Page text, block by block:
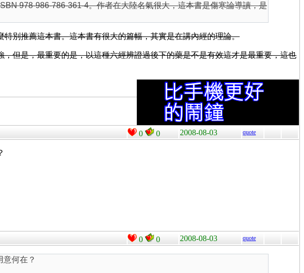
978-986-786-361-4。作者在大陸名氣很大，這本書是傷寒論導讀，是
別推薦這本書。這本書有很大的篇幅，其實是在講內經的理論。
但是，最重要的是，以這種六經辨證過後下的藥是不是有效這才是最重要，這也
0 0 2008-08-03 quote
0 0 2008-08-03 quote
何在？